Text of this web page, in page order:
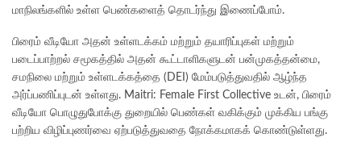
மாநிலங்களில் உள்ள பெண்களைத் தொடர்ந்து இணைப்போம்.
பிரைம் வீடியோ அதன் உள்ளடக்கம் மற்றும் தயாரிப்புகள் மற்றும்
படைப்பாற்றல் சமூகத்தில் அதன் கூட்டாளிகளுடன் பன்முகத்தன்மை,
சமநிலை மற்றும் உள்ளடக்கத்தை (DEI) மேம்படுத்துவதில் ஆழ்ந்த
அர்ப்பணிப்புடன் உள்ளது. Maitri: Female First Collective உடன், பிரைம்
வீடியோ பொழுதுபோக்கு துறையில் பெண்கள் வகிக்கும் முக்கிய பங்கு
பற்றிய விழிப்புணர்வை ஏற்படுத்துவதை நோக்கமாகக் கொண்டுள்ளது.